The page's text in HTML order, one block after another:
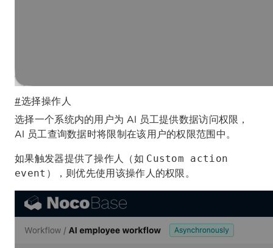
#选择操作人
选择一个系统内的用户为 AI 员工提供数据访问权限，
AI 员工查询数据时将限制在该用户的权限范围中。
如果触发器提供了操作人（如 Custom action
event ），则优先使用该操作人的权限。